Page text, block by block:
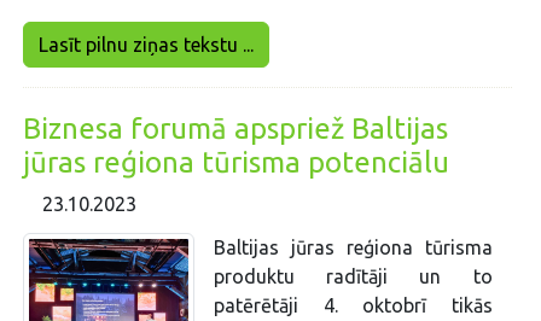
Lasīt pilnu ziņas tekstu ...
Biznesa forumā apspriež Baltijas
jūras reģiona tūrisma potenciālu
23.10.2023
Baltijas jūras reģiona tūrisma
produktu radītāji un to
patērētāji 4. oktobrī tikās